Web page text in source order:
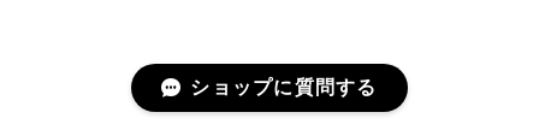
ショップに質問する